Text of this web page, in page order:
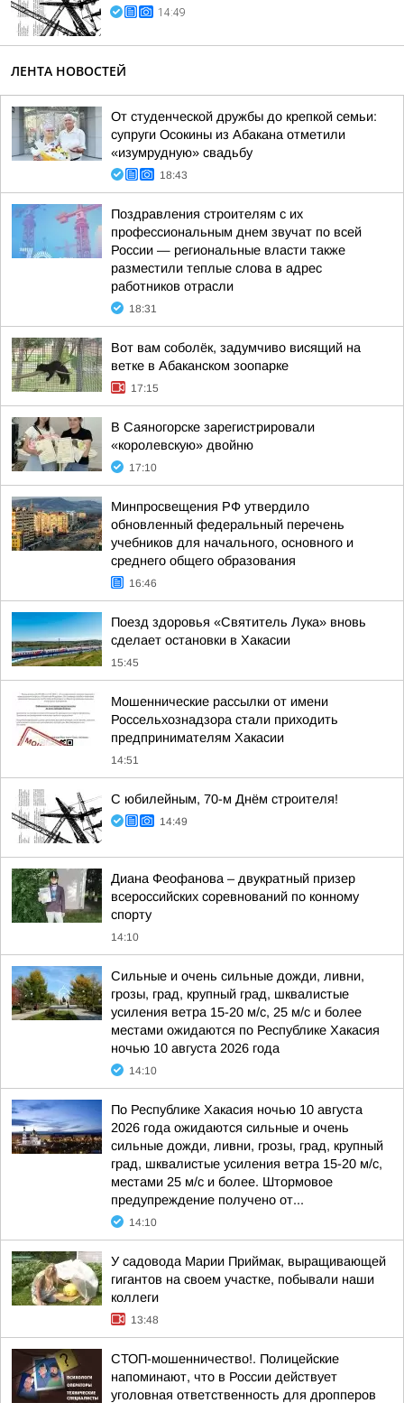
14:49
ЛЕНТА НОВОСТЕЙ
От студенческой дружбы до крепкой семьи:
супруги Осокины из Абакана отметили
«изумрудную» свадьбу
18:43
Поздравления строителям с их
профессиональным днем звучат по всей
России — региональные власти также
разместили теплые слова в адрес
работников отрасли
18:31
Вот вам соболёк, задумчиво висящий на
ветке в Абаканском зоопарке
17:15
В Саяногорске зарегистрировали
«королевскую» двойню
17:10
Минпросвещения РФ утвердило
обновленный федеральный перечень
учебников для начального, основного и
среднего общего образования
16:46
Поезд здоровья «Святитель Лука» вновь
сделает остановки в Хакасии
15:45
Мошеннические рассылки от имени
Россельхознадзора стали приходить
предпринимателям Хакасии
14:51
С юбилейным, 70-м Днём строителя!
14:49
Диана Феофанова – двукратный призер
всероссийских соревнований по конному
спорту
14:10
Сильные и очень сильные дожди, ливни,
грозы, град, крупный град, шквалистые
усиления ветра 15-20 м/с, 25 м/с и более
местами ожидаются по Республике Хакасия
ночью 10 августа 2026 года
14:10
По Республике Хакасия ночью 10 августа
2026 года ожидаются сильные и очень
сильные дожди, ливни, грозы, град, крупный
град, шквалистые усиления ветра 15-20 м/с,
местами 25 м/с и более. Штормовое
предупреждение получено от...
14:10
У садовода Марии Приймак, выращивающей
гигантов на своем участке, побывали наши
коллеги
13:48
СТОП-мошенничество!. Полицейские
напоминают, что в России действует
уголовная ответственность для дропперов